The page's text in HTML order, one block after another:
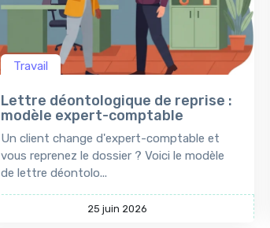
Travail
Lettre déontologique de reprise :
modèle expert-comptable
Un client change d'expert-comptable et
vous reprenez le dossier ? Voici le modèle
de lettre déontolo...
25 juin 2026